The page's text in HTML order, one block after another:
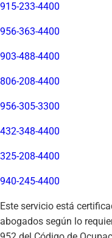
915-233-4400
956-363-4400
903-488-4400
806-208-4400
956-305-3300
432-348-4400
325-208-4400
940-245-4400
Este servicio está
abogados según lo